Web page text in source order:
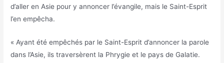
d’aller en Asie pour y annoncer l’évangile, mais le Saint-Esprit
l’en empêcha.
« Ayant été empêchés par le Saint-Esprit d’annoncer la parole
dans l’Asie, ils traversèrent la Phrygie et le pays de Galatie.